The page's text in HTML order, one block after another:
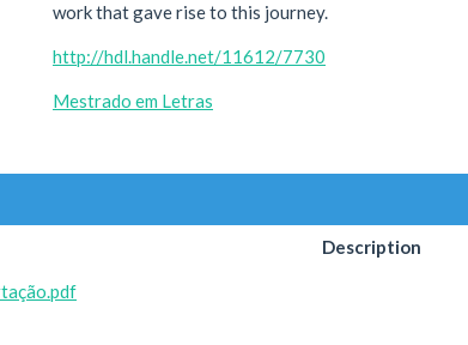
work that gave rise to this journey.
http://hdl.handle.net/11612/7730
Mestrado em Letras
Description